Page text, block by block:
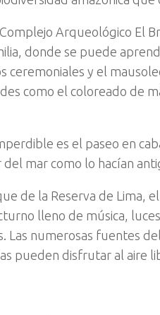
Arqueológico El
donde se puede
ceremoniales y el
como el coloreado de
es el paseo en
mar como lo hacían
de la Reserva de Lima,
lleno de música,
Las numerosas fuentes
pueden disfrutar al aire